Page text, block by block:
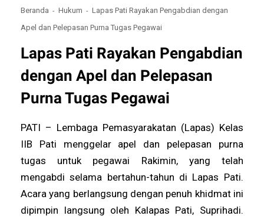
Beranda Hukum
Lapas Pati Rayakan Pengabdian dengan
Apel dan Pelepasan Purna Tugas Pegawai
Lapas Pati Rayakan Pengabdian
dengan Apel dan Pelepasan
Purna Tugas Pegawai
PATI – Lembaga Pemasyarakatan (Lapas) Kelas
IIB Pati menggelar apel dan pelepasan purna
tugas untuk pegawai Rakimin, yang telah
mengabdi selama bertahun-tahun di Lapas Pati.
Acara yang berlangsung dengan penuh khidmat ini
dipimpin langsung oleh Kalapas Pati, Suprihadi.